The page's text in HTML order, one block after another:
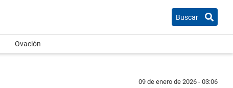
Buscar
Ovación
09 de enero de 2026 - 03:06